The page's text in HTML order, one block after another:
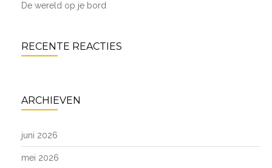
De wereld op je bord
RECENTE REACTIES
ARCHIEVEN
juni 2026
mei 2026